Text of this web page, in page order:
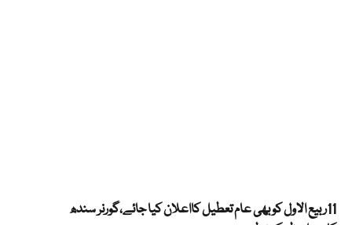
11ربیع الاول کو بھی عام تعطیل کااعلان کیا جائے،گورنر سندھ